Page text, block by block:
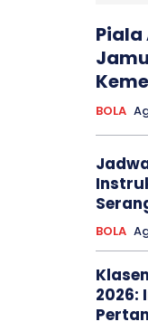
Piala
BOLA
BOLA
2026: